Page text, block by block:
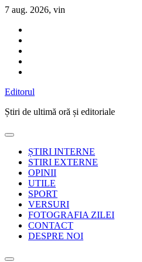
Sari
conținut
7 aug. 2026, vin
Editorul
Știri de ultimă oră și editoriale
ȘTIRI INTERNE
STIRI EXTERNE
OPINII
UTILE
SPORT
VERSURI
FOTOGRAFIA ZILEI
CONTACT
DESPRE NOI